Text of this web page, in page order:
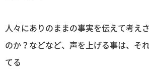
人々にありのままの事実を伝えて考え
のか？などなど、声を上げる事は、そ
てる